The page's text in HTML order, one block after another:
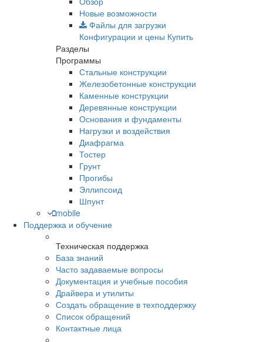
Новые возможности
Файлы для загрузки
Конфигурации и цены Купить
Разделы
Программы
Стальные конструкции
Железобетонные конструкции
Каменные конструкции
Деревянные конструкции
Основания и фундаменты
Нагрузки и воздействия
Диафрагма
Тостер
Грунт
Прогибы
Эллипсоид
Шпунт
mobile
Поддержка и обучение
Техническая поддержка
База знаний
Часто задаваемые вопросы
Документация и учебные пособия
Драйвера и утилиты
Создать обращение в техподдержку
Список обращений
Контактные лица